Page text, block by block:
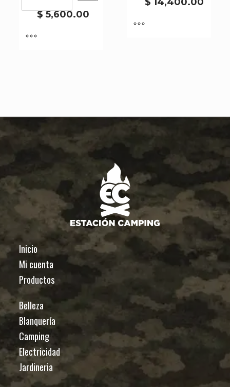
$5,600.00
YX-
100
80
Inicio
Mi cuenta
Productos
Belleza
Blanquería
Camping
Electricidad
Jardineria